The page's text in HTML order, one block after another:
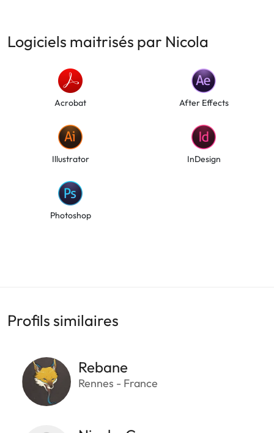
Logiciels maitrisés par Nicola
Acrobat After Effects
Illustrator InDesign
Photoshop
Profils similaires
Rebane
Rennes - France